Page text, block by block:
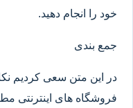
خود را انجام دهید.
جمع بندی
در این متن سعی کردیم
فروشگاه های اینترنتی